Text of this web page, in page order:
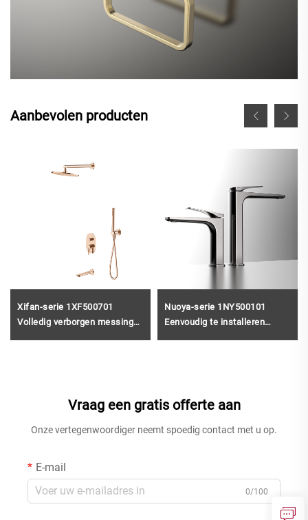
Aanbevolen producten
Xifan-serie 1XF500701
Volledig verborgen messing
Nuoya-serie 1NY500101
Eenvoudig te installeren
geweerachtig ontwerp, grijs
Vraag een gratis offerte aan
Onze vertegenwoordiger neemt spoedig contact met u op.
E-mail
0/100